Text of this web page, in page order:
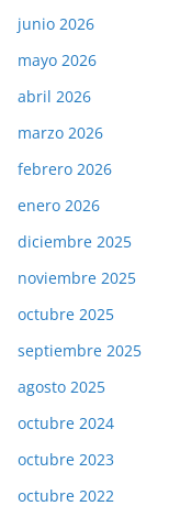
junio 2026
mayo 2026
abril 2026
marzo 2026
febrero 2026
enero 2026
diciembre 2025
noviembre 2025
octubre 2025
septiembre 2025
agosto 2025
octubre 2024
octubre 2023
octubre 2022